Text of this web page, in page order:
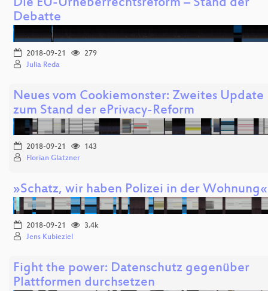
Die EU-Urheberrechtsreform – Stand der
Debatte
2018-09-21
279
Julia Reda
Neues vom Cookiemonster: Zweites Update
zum Stand der ePrivacy-Reform
2018-09-21
143
Florian Glatzner
»Schatz, wir haben Polizei in der Wohnung«
2018-09-21
3.4k
Jens Kubieziel
Fight the power: Datenschutz gegenüber
Plattformen durchsetzen